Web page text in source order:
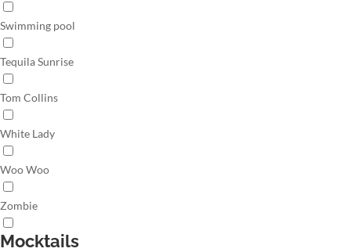
Swimming pool
Tequila Sunrise
Tom Collins
White Lady
Woo Woo
Zombie
Mocktails